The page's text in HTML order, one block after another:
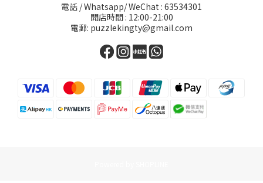
電話 / Whatsapp/ WeChat : 63534301
開店時間 : 12:00-21:00
電郵: puzzlekingty@gmail.com